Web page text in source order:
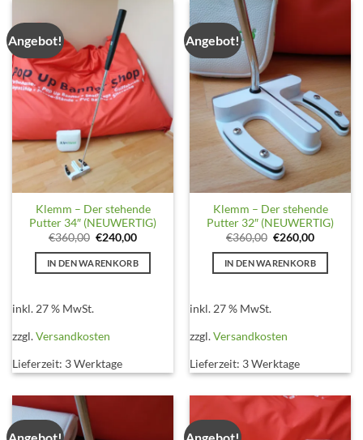
Angebot!
Klemm – Der stehende
Putter 34″ (NEUWERTIG)
€360,00 Ursprünglicher
war:
€360,00
€240,00Aktueller
ist:
€240,00.
IN DEN WARENKORB
inkl. 27 % MwSt.
zzgl.Versandkosten
Lieferzeit: 3 Werktage
Angebot!
Klemm – Der stehende
Putter 32″ (NEUWERTIG)
€360,00 Ursprünglicher
war:
€360,00
€260,00Aktueller
ist:
€260,00.
IN DEN WARENKORB
inkl. 27 % MwSt.
zzgl.Versandkosten
Lieferzeit: 3 Werktage
Angebot! Angebot!